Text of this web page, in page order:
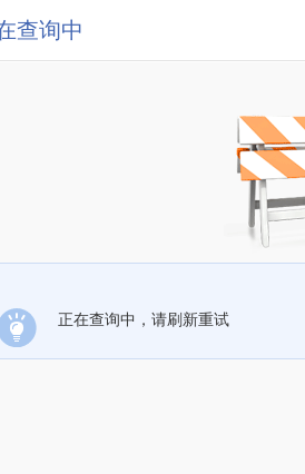
查询中
正在查询中，请刷新重试